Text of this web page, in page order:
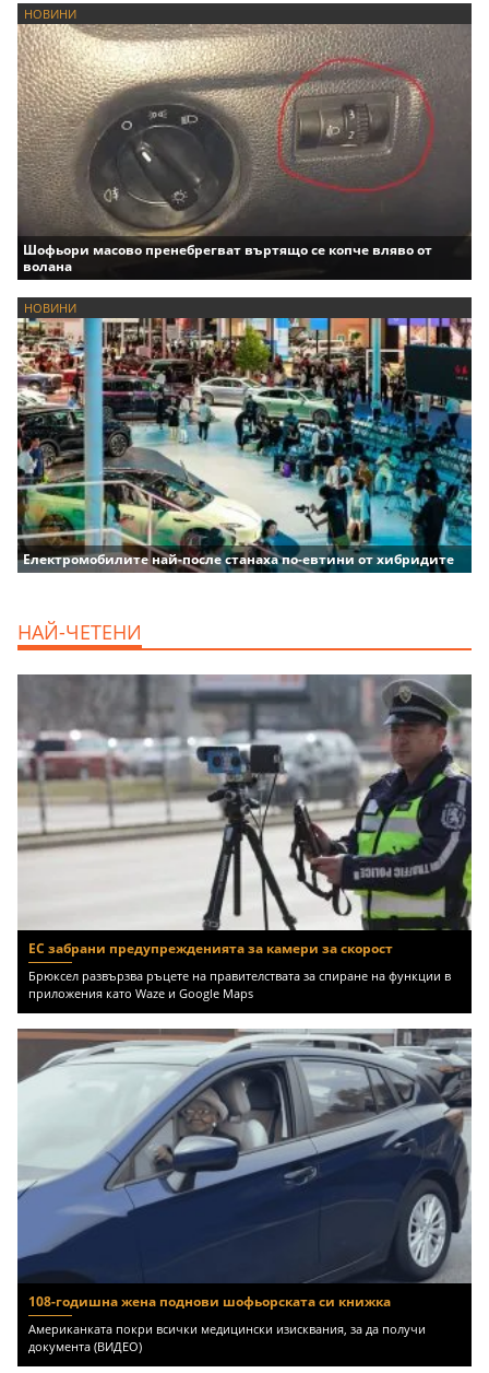
НОВИНИ
Шофьори масово пренебрегват въртящо се копче вляво от
волана
НОВИНИ
Електромобилите най-после станаха по-евтини от хибридите
НАЙ-ЧЕТЕНИ
ЕС забрани предупрежденията за камери за скорост
Брюксел развързва ръцете на правителствата за спиране на функции в
приложения като Waze и Google Maps
108-годишна жена поднови шофьорската си книжка
Американката покри всички медицински изисквания, за да получи
документа (ВИДЕО)